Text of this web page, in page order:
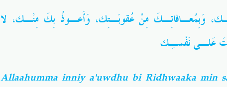
وَبِمُعـافاتِـكَ مِنْ عُقوبَـتِك، وَأَعـوذُ بِكَ مِنْـك، لا
عَلـى نَفْسـِك
Allaahumma inniy a'uwdhu bi Ridhwaaka min